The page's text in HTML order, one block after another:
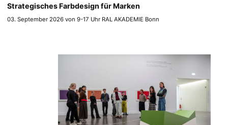
Strategisches Farbdesign für Marken
03. September 2026 von 9-17 Uhr RAL AKADEMIE Bonn